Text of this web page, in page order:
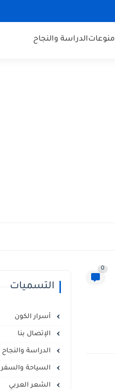
منوعاتالدراسة والنجاح
0
التسميات
أسرار الكون
الإتصال بنا
الدراسة والنجاح
السياحة والسفر
الشعر العربي